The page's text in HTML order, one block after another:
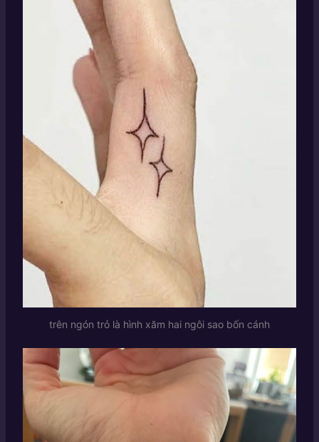
trên ngón trỏ là hình xăm hai ngôi sao bốn cánh